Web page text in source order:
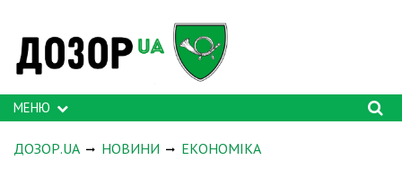
МЕНЮ
ДОЗОР.UA НОВИНИ ЕКОНОМІКА